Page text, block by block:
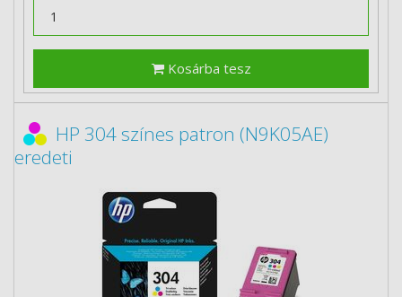
Kosárba tesz
HP 304 színes patron (N9K05AE)
eredeti